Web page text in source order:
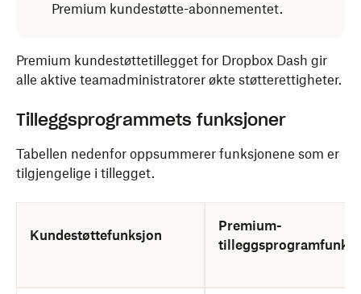
Premium kundestøtte-abonnementet.
Premium kundestøttetillegget for Dropbox Dash gir
alle aktive teamadministratorer økte støtterettigheter.
Tilleggsprogrammets funksjoner
Tabellen nedenfor oppsummerer funksjonene som er
tilgjengelige i tillegget.
Kundestøttefunksjon
Premium-